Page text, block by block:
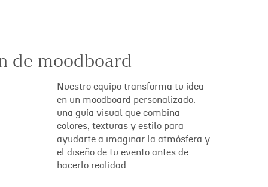
de moodboard
Nuestro equipo transforma tu idea
en un moodboard personalizado:
una guía visual que combina
colores, texturas y estilo para
ayudarte a imaginar la atmósfera y
el diseño de tu evento antes de
hacerlo realidad.